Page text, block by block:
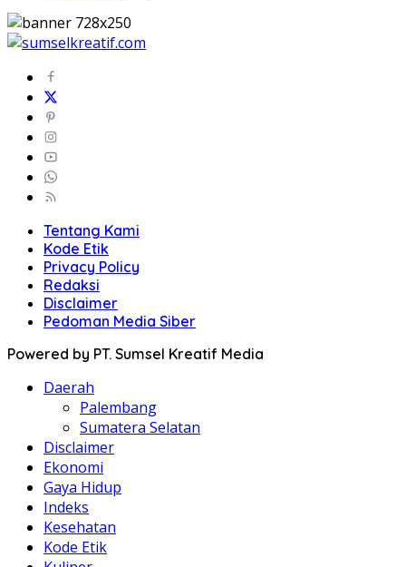
Tentang Kami
Kode Etik
Privacy Policy
Redaksi
Disclaimer
Pedoman Media Siber
Powered by PT. Sumsel Kreatif Media
Daerah
Palembang
Sumatera Selatan
Disclaimer
Ekonomi
Gaya Hidup
Indeks
Kesehatan
Kode Etik